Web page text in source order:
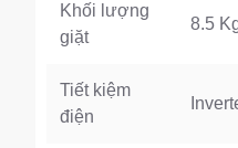
Khối lượng
giặt
8.5
Tiết kiệm
điện